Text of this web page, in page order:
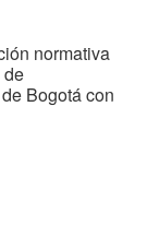
normativa
de
Bogotá con